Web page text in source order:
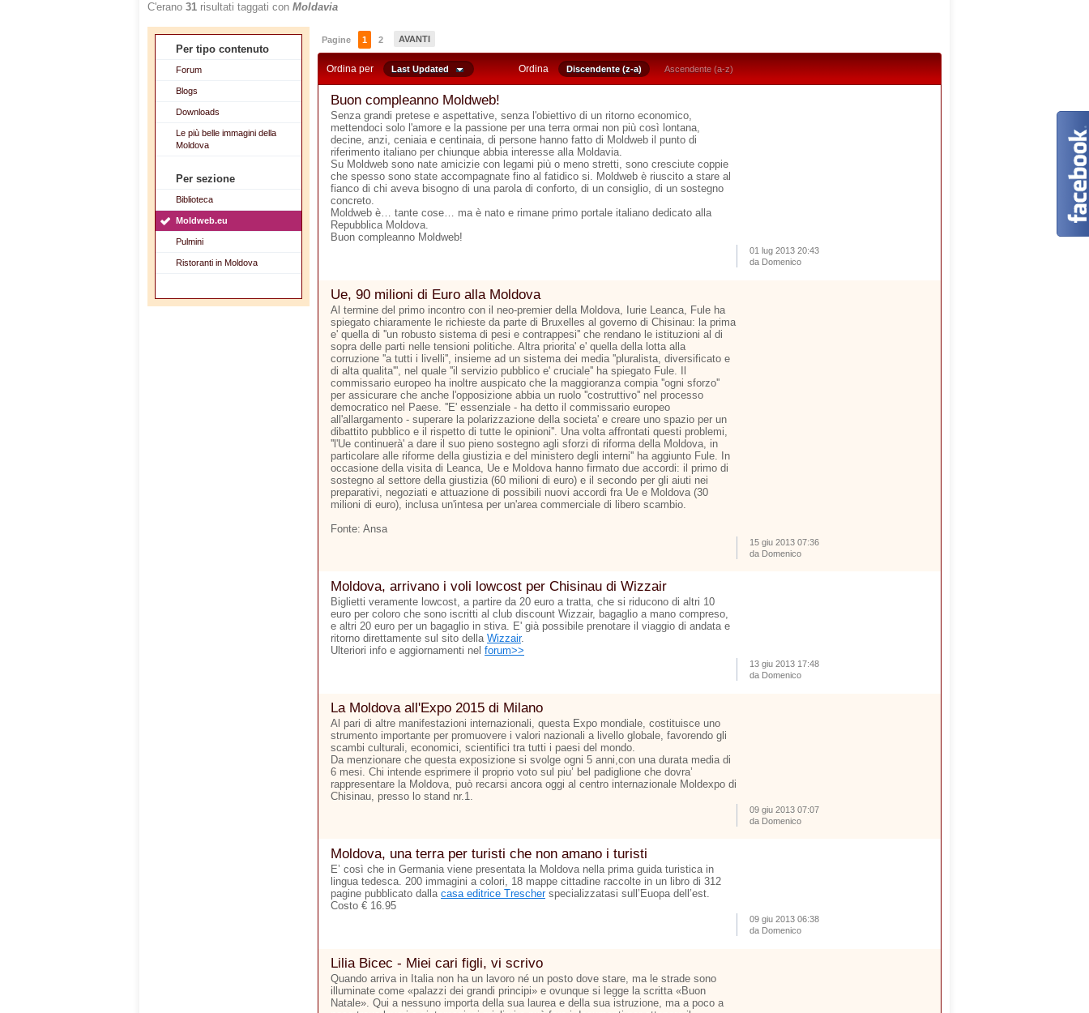
C'erano 31 risultati taggati con Moldavia
Per tipo contenuto
Forum
Blogs
Downloads
Le più belle immagini della
Moldova
Per sezione
Biblioteca
Moldweb.eu
Pulmini
Ristoranti in Moldova
Pagine 1 2 AVANTI
Ordina per Last Updated Ordina Discendente (z-a) Ascendente (a-z)
Buon compleanno Moldweb!
Senza grandi pretese e aspettative, senza l'obiettivo di un ritorno economico,
mettendoci solo l'amore e la passione per una terra ormai non più così lontana,
decine, anzi, ceniaia e centinaia, di persone hanno fatto di Moldweb il punto di
riferimento italiano per chiunque abbia interesse alla Moldavia.
Su Moldweb sono nate amicizie con legami più o meno stretti, sono cresciute coppie
che spesso sono state accompagnate fino al fatidico si. Moldweb è riuscito a stare al
fianco di chi aveva bisogno di una parola di conforto, di un consiglio, di un sostegno
concreto.
Moldweb è… tante cose… ma è nato e rimane primo portale italiano dedicato alla
Repubblica Moldova.
Buon compleanno Moldweb!
01 lug 2013 20:43
da Domenico
Ue, 90 milioni di Euro alla Moldova
Al termine del primo incontro con il neo-premier della Moldova, Iurie Leanca, Fule ha
spiegato chiaramente le richieste da parte di Bruxelles al governo di Chisinau: la prima
e' quella di ''un robusto sistema di pesi e contrappesi'' che rendano le istituzioni al di
sopra delle parti nelle tensioni politiche. Altra priorita' e' quella della lotta alla
corruzione ''a tutti i livelli'', insieme ad un sistema dei media ''pluralista, diversificato e
di alta qualita''', nel quale ''il servizio pubblico e' cruciale'' ha spiegato Fule. Il
commissario europeo ha inoltre auspicato che la maggioranza compia ''ogni sforzo''
per assicurare che anche l'opposizione abbia un ruolo ''costruttivo'' nel processo
democratico nel Paese. ''E' essenziale - ha detto il commissario europeo
all'allargamento - superare la polarizzazione della societa' e creare uno spazio per un
dibattito pubblico e il rispetto di tutte le opinioni''. Una volta affrontati questi problemi,
''l'Ue continuerà' a dare il suo pieno sostegno agli sforzi di riforma della Moldova, in
particolare alle riforme della giustizia e del ministero degli interni'' ha aggiunto Fule. In
occasione della visita di Leanca, Ue e Moldova hanno firmato due accordi: il primo di
sostegno al settore della giustizia (60 milioni di euro) e il secondo per gli aiuti nei
preparativi, negoziati e attuazione di possibili nuovi accordi fra Ue e Moldova (30
milioni di euro), inclusa un'intesa per un'area commerciale di libero scambio.
Fonte: Ansa
15 giu 2013 07:36
da Domenico
Moldova, arrivano i voli lowcost per Chisinau di Wizzair
Biglietti veramente lowcost, a partire da 20 euro a tratta, che si riducono di altri 10
euro per coloro che sono iscritti al club discount Wizzair, bagaglio a mano compreso,
e altri 20 euro per un bagaglio in stiva. E' già possibile prenotare il viaggio di andata e
ritorno direttamente sul sito della Wizzair.
Ulteriori info e aggiornamenti nel forum>>
13 giu 2013 17:48
da Domenico
La Moldova all'Expo 2015 di Milano
Al pari di altre manifestazioni internazionali, questa Expo mondiale, costituisce uno
strumento importante per promuovere i valori nazionali a livello globale, favorendo gli
scambi culturali, economici, scientifici tra tutti i paesi del mondo.
Da menzionare che questa exposizione si svolge ogni 5 anni,con una durata media di
6 mesi. Chi intende esprimere il proprio voto sul piu’ bel padiglione che dovra’
rappresentare la Moldova, può recarsi ancora oggi al centro internazionale Moldexpo di
Chisinau, presso lo stand nr.1.
09 giu 2013 07:07
da Domenico
Moldova, una terra per turisti che non amano i turisti
E’ così che in Germania viene presentata la Moldova nella prima guida turistica in
lingua tedesca. 200 immagini a colori, 18 mappe cittadine raccolte in un libro di 312
pagine pubblicato dalla casa editrice Trescherspecializzatasi sull’Euopa dell’est.
Costo € 16.95
09 giu 2013 06:38
da Domenico
Lilia Bicec - Miei cari figli, vi scrivo
Quando arriva in Italia non ha un lavoro né un posto dove stare, ma le strade sono
illuminate come «palazzi dei grandi principi» e ovunque si legge la scritta «Buon
Natale». Qui a nessuno importa della sua laurea e della sua istruzione, ma a poco a